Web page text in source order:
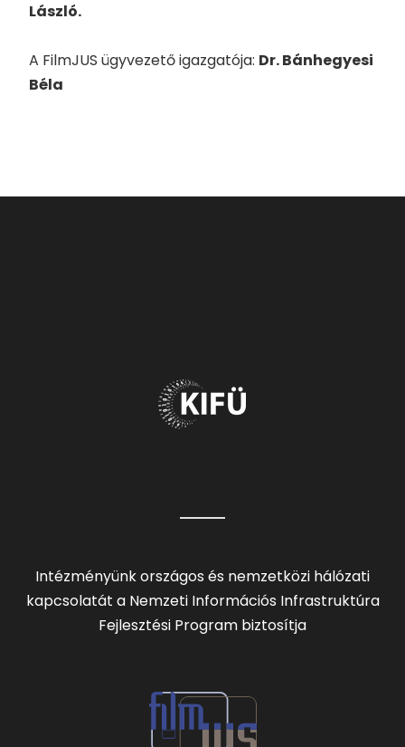
László.
A FilmJUS ügyvezető igazgatója: Dr. Bánhegyesi
Béla
Intézményünk országos és nemzetközi hálózati
kapcsolatát a Nemzeti Információs Infrastruktúra
Fejlesztési Program biztosítja